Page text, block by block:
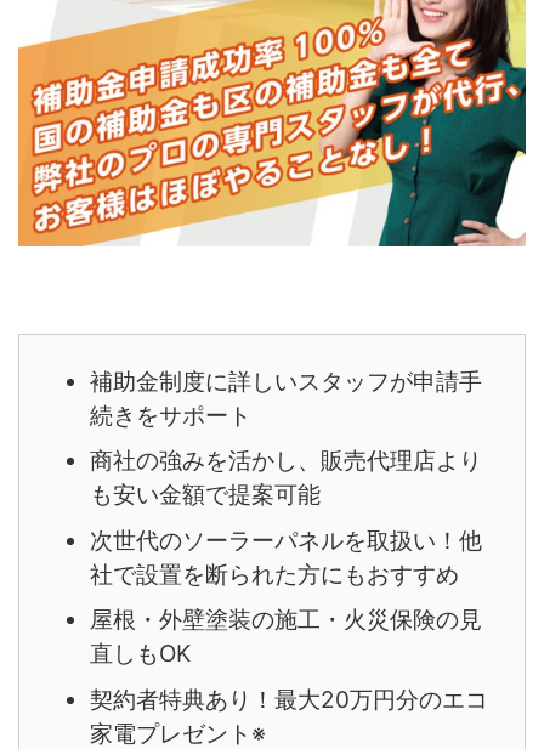
補助金制度に詳しいスタッフが申請手
続きをサポート
商社の強みを活かし、販売代理店より
も安い金額で提案可能
次世代のソーラーパネルを取扱い！他
社で設置を断られた方にもおすすめ
屋根・外壁塗装の施工・火災保険の見
直しもOK
契約者特典あり！最大20万円分のエコ
家電プレゼント※